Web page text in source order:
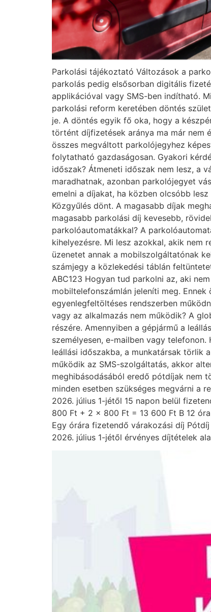
Parkolási tájékoztató Változások a
parkolás pedig elsősorban digitális
applikációval vagy SMS-ben indítható.
parkolási reform keretében döntés
je. A döntés egyik fő oka, hogy a
történt díjfizetések aránya ma már nem
összes megváltott parkolójegyhez
folytatható gazdaságosan. Gyakori
időszak? Átmeneti időszak nem lesz, a
maradhatnak, azonban parkolójegyet
emelni a díjakat, ha közben olcsóbb
Közgyűlés dönt. A magasabb díjak
magasabb parkolási díj kevesebb,
parkolóautomatákkal? A
kihelyezésre. Mi lesz azokkal, akik nem
üzenetet annak a mobilszolgáltatónak
számjegy a közlekedési táblán
ABC123 Hogyan tud parkolni az, aki
mobiltelefonszámlán jeleníti meg.
egyenlegfeltöltéses rendszerben
vagy az alkalmazás nem működik? A
részére. Amennyiben a gépjármű a
személyesen, e-mailben vagy
leállási időszakba, a munkatársak törlik
működik az SMS-szolgáltatás, akkor
meghibásodásából eredő pótdíjak nem
minden esetben szükséges megvárni a
2026. július 1-jétől 15 napon belül
800 Ft + 2 × 800 Ft = 13 600 Ft B 12
Egy órára fizetendő várakozási díj
2026. július 1-jétől érvényes díjtételek